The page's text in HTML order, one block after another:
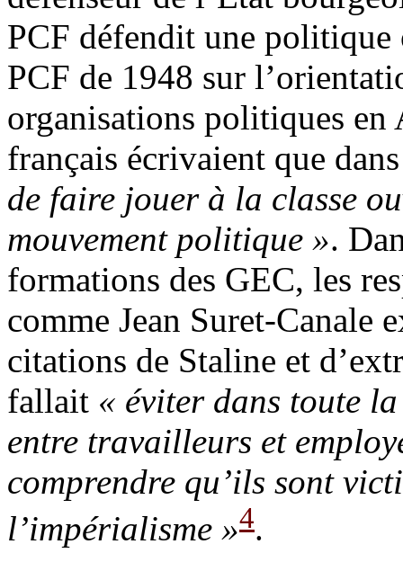
PCF défendit une politique
PCF de 1948 sur
organisations politiques
français écrivaient que
de faire jouer à la classe
mouvement politique ».
formations des GEC, les
comme Jean Suret-Canale
citations de Staline et
fallait « éviter dans toute
entre travailleurs et
comprendre qu’ils sont
l’impérialisme »4.